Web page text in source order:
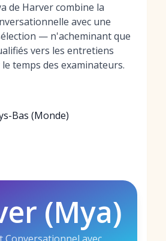
de Harver combine la
avec une
— n'acheminant que
vers les entretiens
temps des examinateurs.
Bas (Monde)
(Mya)